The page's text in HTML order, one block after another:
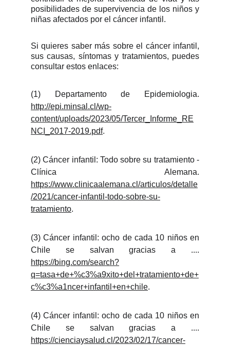
posibilidades de supervivencia de los niños y
niñas afectados por el cáncer infantil.
Si quieres saber más sobre el cáncer infantil,
sus causas, síntomas y tratamientos, puedes
consultar estos enlaces:
(1) Departamento de Epidemiologia.
http://epi.minsal.cl/wp-
content/uploads/2023/05/Tercer_Informe_RE
NCI_2017-2019.pdf.
(2) Cáncer infantil: Todo sobre su tratamiento -
Clínica Alemana.
https://www.clinicaalemana.cl/articulos/detalle
/2021/cancer-infantil-todo-sobre-su-
tratamiento.
(3) Cáncer infantil: ocho de cada 10 niños en
Chile se salvan gracias a ....
https://bing.com/search?
q=tasa+de+%c3%a9xito+del+tratamiento+de+
c%c3%a1ncer+infantil+en+chile.
(4) Cáncer infantil: ocho de cada 10 niños en
Chile se salvan gracias a ....
https://cienciaysalud.cl/2023/02/17/cancer-